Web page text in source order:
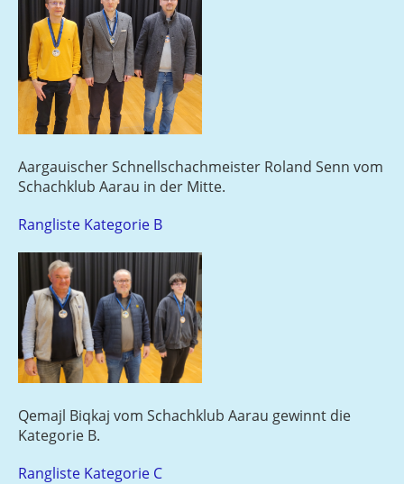
Aargauischer Schnellschachmeister Roland Senn vom
Schachklub Aarau in der Mitte.
Rangliste Kategorie B
Qemajl Biqkaj vom Schachklub Aarau gewinnt die
Kategorie B.
Rangliste Kategorie C